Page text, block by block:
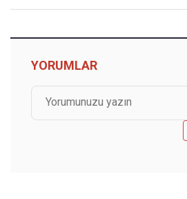
YORUMLAR